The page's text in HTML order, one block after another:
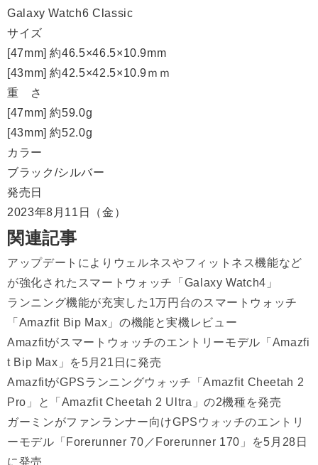
Galaxy Watch6 Classic
サイズ
[47mm] 約46.5×46.5×10.9mm
[43mm] 約42.5×42.5×10.9ｍｍ
重 さ
[47mm] 約59.0g
[43mm] 約52.0g
カラー
ブラック/シルバー
発売日
2023年8月11日（金）
関連記事
アップデートによりウェルネスやフィットネス機能など
が強化されたスマートウォッチ「Galaxy Watch4」
ランニング機能が充実した1万円台のスマートウォッチ
「Amazfit Bip Max」の機能と実機レビュー
Amazfitがスマートウォッチのエントリーモデル「Amazfi
t Bip Max」を5月21日に発売
AmazfitがGPSランニングウォッチ「Amazfit Cheetah 2
Pro」と「Amazfit Cheetah 2 Ultra」の2機種を発売
ガーミンがファンランナー向けGPSウォッチのエントリ
ーモデル「Forerunner 70／Forerunner 170」を5月28日
に発売